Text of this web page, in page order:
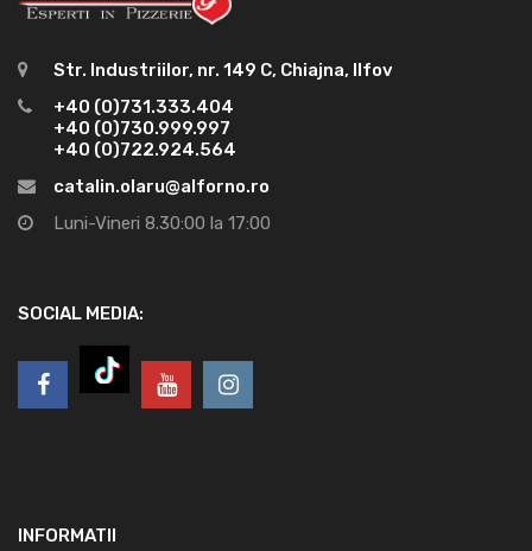
Str. Industriilor, nr. 149 C, Chiajna, Ilfov
+40 (0)731.333.404
+40 (0)730.999.997
+40 (0)722.924.564
catalin.olaru@alforno.ro
Luni-Vineri 8.30:00 la 17:00
SOCIAL MEDIA:
INFORMATII